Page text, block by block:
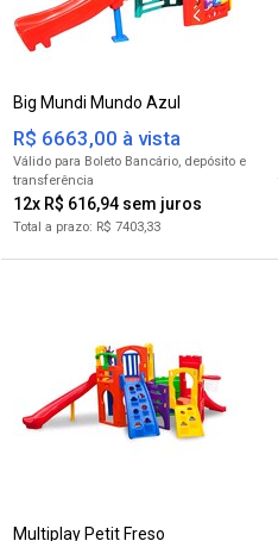
Big Mundi Mundo Azul
R$ 7403,33
12x R$ 616,94
R$ 6663,00 à vista
para Boleto Bancário
Multiplay Petit Freso